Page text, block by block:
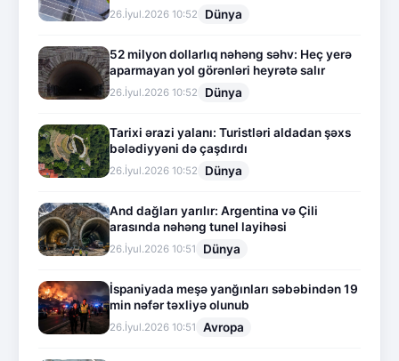
26.İyul.2026 10:52 Dünya
52 milyon dollarlıq nəhəng səhv: Heç yerə
aparmayan yol görənləri heyrətə salır
26.İyul.2026 10:52 Dünya
Tarixi ərazi yalanı: Turistləri aldadan şəxs
bələdiyyəni də çaşdırdı
26.İyul.2026 10:52 Dünya
And dağları yarılır: Argentina və Çili
arasında nəhəng tunel layihəsi
26.İyul.2026 10:51 Dünya
İspaniyada meşə yanğınları səbəbindən 19
min nəfər təxliyə olunub
26.İyul.2026 10:51 Avropa